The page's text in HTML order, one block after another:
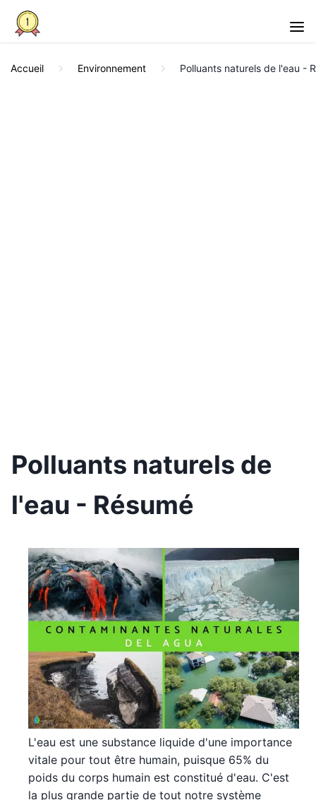
Accueil Environnement Polluants naturels de l'eau -
Polluants naturels de
l'eau - Résumé
L'eau est une substance liquide d'une importance
vitale pour tout être humain, puisque 65% du
poids du corps humain est constitué d'eau. C'est
la plus grande partie de tout notre système